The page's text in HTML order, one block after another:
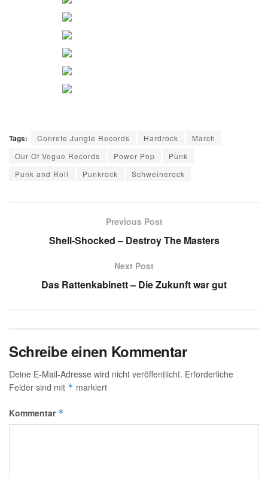
Tags: Conrete Jungle Records Hardrock
March
Our Of Vogue Records
Power Pop
Punk
Punk and Roll
Punkrock Schweinerock
Previous Post
Shell-Shocked – Destroy The Masters
Next Post
Das Rattenkabinett – Die Zukunft war gut
Schreibe einen Kommentar
Deine E-Mail-Adresse wird nicht veröffentlicht. Erforderliche
Felder sind mit * markiert
Kommentar *